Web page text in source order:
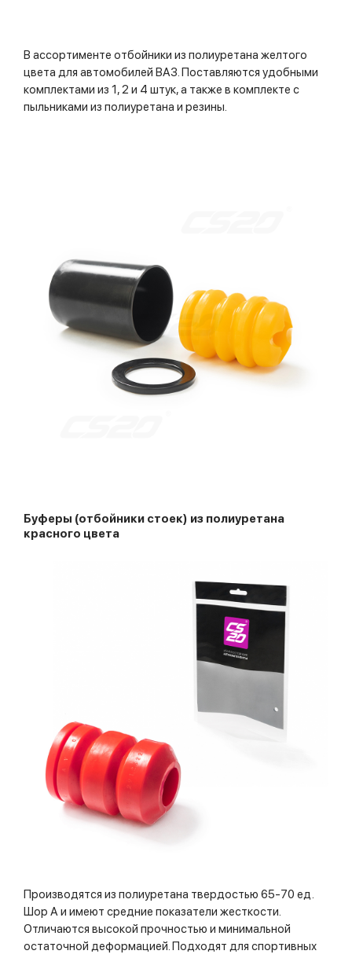
В ассортименте отбойники из полиуретана желтого
цвета для автомобилей ВАЗ. Поставляются удобными
комплектами из 1, 2 и 4 штук, а также в комплекте с
пыльниками из полиуретана и резины.
Буферы (отбойники стоек) из полиуретана
красного цвета
Производятся из полиуретана твердостью 65-70 ед.
Шор А и имеют средние показатели жесткости.
Отличаются высокой прочностью и минимальной
остаточной деформацией. Подходят для спортивных